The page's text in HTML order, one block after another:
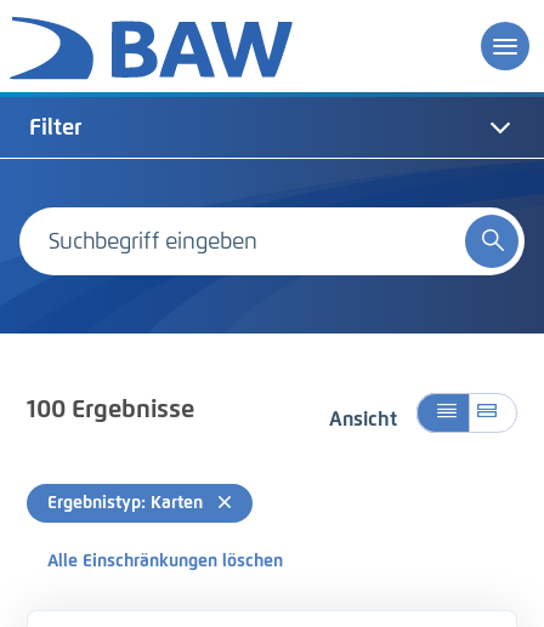
Filter
100Ergebnisse Ansicht
Ergebnistyp: Karten
Alle Einschränkungen löschen